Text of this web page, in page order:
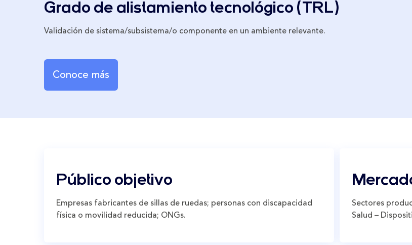
Grado de alistamiento tecnológico (TRL)
Validación de sistema/subsistema/o componente en un ambiente relevante.
Conoce más
Público objetivo
Empresas fabricantes de sillas de ruedas; personas con discapacidad
física o movilidad reducida; ONGs.
Sectores
Salud –